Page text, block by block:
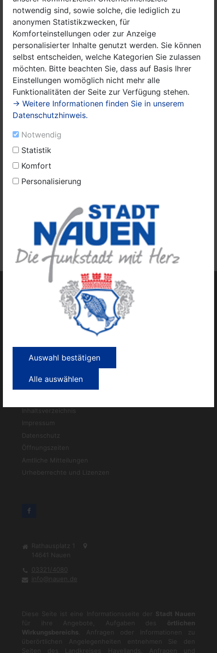
notwendig sind, sowie solche, die lediglich zu
anonymen Statistikzwecken, für
Komforteinstellungen oder zur Anzeige
personalisierter Inhalte genutzt werden. Sie können
selbst entscheiden, welche Kategorien Sie zulassen
möchten. Bitte beachten Sie, dass auf Basis Ihrer
Einstellungen womöglich nicht mehr alle
Funktionalitäten der Seite zur Verfügung stehen.
→ Weitere Informationen finden Sie in unserem
Datenschutzhinweis.
Notwendig
Statistik
Komfort
Personalisierung
Auswahl bestätigen
Alle auswählen
Imbisse Speisen zum Mitnehmen an. Ein Angebot, dass
ich Ihnen gerne näherbringen möchte.
Diese Wiedereröffnung der Ladengeschäfte konnte nur
bewerkstelligt werden, weil wir uns an die
entsprechenden Regeln gehalten haben, wofür ich
Ihnen nochmals danke. Einige Betriebe warten aber
noch sehnsüchtig auf eine Wiedereröffnung. Ich bitte
Sie daher eindringlich weiterhin mit Besonnenheit und
Vernunft zu agieren. Gemeinsam haben wir viel
erreicht. Unachtsames Verhalten kann diese
Fortschritte jedoch gefährden und damit wieder zu
einer Verschärfung der Maßnahmen führen.
Ich werde Sie weiterhin über alle Änderungen und
Neuentwicklungen unterrichten.
Bleiben Sie gesund!
Ihr und Euer Bürgermeister
Inhaltsverzeichnis
Impressum
Datenschutz
Öffnungszeiten
Amtliche Mitteilungen
Urheberrechte und Lizenzen
Rathausplatz 1
14641
Nauen
03321/4080
info@nauen.de
Diese Seite ist eine Informationsseite der Stadt Nauen
für ihre Angebote, Aufgaben des örtlichen
Wirkungsbereichs . Anfragen oder Informationen zu
überörtlichen Angelegenheiten entnehmen Sie den
Seiten des Landkreises Havellands. Anfragen und